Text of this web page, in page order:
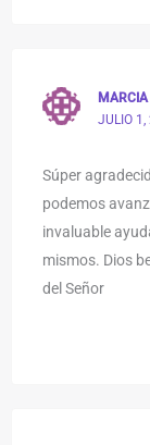
JULIO
Súper
podemos
invaluable
mismos. Dios
del Señor